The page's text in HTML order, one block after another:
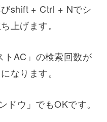
shift + Ctrl + Nでシ
上げます。
トAC」の検索回数が
なります。
ウ」でもOKです。